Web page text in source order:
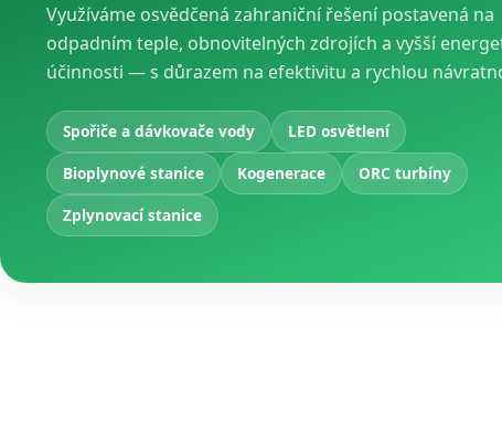
Využíváme osvědčená zahraniční řešení postavená na
odpadním teple, obnovitelných zdrojích a vyšší
účinnosti — s důrazem na efektivitu a rychlou
Spořiče a dávkovače vody
LED osvětlení
Bioplynové stanice
Kogenerace
ORC turbíny
Zplynovací stanice